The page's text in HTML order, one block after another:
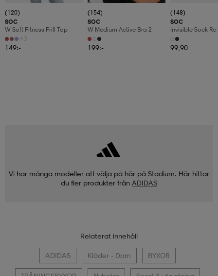
(120)
SOC
W Soft Fitness Frill Top
+3
149:-
(154)
SOC
W Medium Active Bra 2
199:-
(148)
SOC
Invisible Sock Re
99,90
Vi har många modeller att välja på här på Stadium. Här hittar
du fler produkter från ADIDAS
Relaterat innehåll
ADIDAS Kläder - Dam BYXOR